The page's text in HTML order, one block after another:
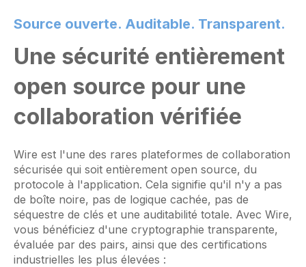
Source ouverte. Auditable. Transparent.
Une sécurité entièrement
open source pour une
collaboration vérifiée
Wire est l'une des rares plateformes de collaboration
sécurisée qui soit entièrement open source, du
protocole à l'application. Cela signifie qu'il n'y a pas
de boîte noire, pas de logique cachée, pas de
séquestre de clés et une auditabilité totale. Avec Wire,
vous bénéficiez d'une cryptographie transparente,
évaluée par des pairs, ainsi que des certifications
industrielles les plus élevées :